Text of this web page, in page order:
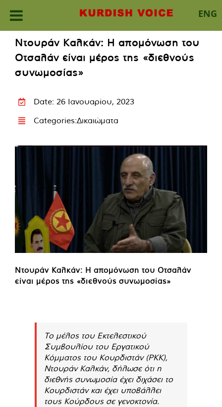
ENG
content
Ντουράν Καλκάν: Η απομόνωση του
Οτσαλάν είναι μέρος της «διεθνούς
συνωμοσίας»
Date: 26 Ιανουαρίου, 2023
Categories:Δικαιώματα
Ντουράν Καλκάν: Η απομόνωση του Οτσαλάν
είναι μέρος της «διεθνούς συνωμοσίας»
Το μέλος του Εκτελεστικού
Συμβουλίου του Εργατικού
Κόμματος του Κουρδιστάν (PKK),
Ντουράν Καλκάν, δήλωσε ότι η
διεθνής συνωμοσία έχει διχάσει το
Κουρδιστάν και έχει υποβάλλει
τους Κούρδους σε γενοκτονία.